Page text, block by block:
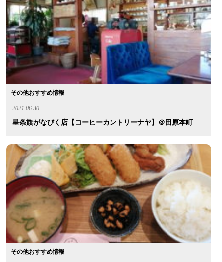
その他おすすめ情報
2021.06.30
星条旗がなびく店【コーヒーカントリーナヤ】＠田原本町
その他おすすめ情報